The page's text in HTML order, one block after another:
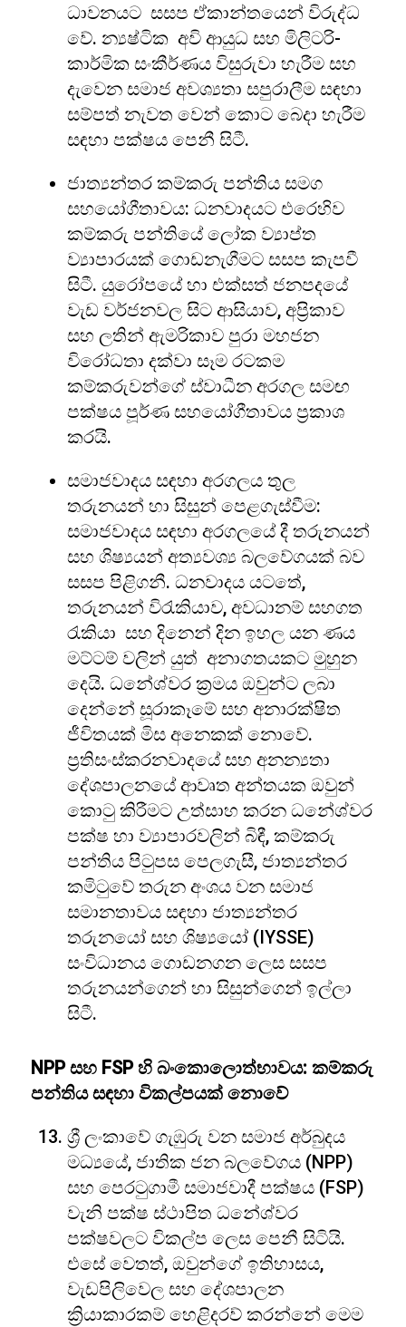
ධාවනයට සසප ඒකාන්තයෙන් විරුද්ධ
වේ. න්‍යෂ්ටික අවි ආයුධ සහ මිලිටරි-
කාර්මික සංකීර්ණය විසුරුවා හැරීම සහ
දැවෙන සමාජ අවශ්‍යතා සපුරාලීම සඳහා
සම්පත් නැවත වෙන් කොට බෙදා හැරීම
සඳහා පක්ෂය පෙනී සිටී.
ජාත්‍යන්තර කම්කරු පන්තිය සමග
සහයෝගීතාවය: ධනවාදයට එරෙහිව
කම්කරු පන්තියේ ලෝක ව්‍යාප්ත
ව්‍යාපාරයක් ගොඩනැගීමට සසප කැපවී
සිටී. යුරෝපයේ හා එක්සත් ජනපදයේ
වැඩ වර්ජනවල සිට ආසියාව, අප්‍රිකාව
සහ ලතින් ඇමරිකාව පුරා මහජන
විරෝධතා දක්වා සෑම රටකම
කම්කරුවන්ගේ ස්වාධීන අරගල සමඟ
පක්ෂය පූර්ණ සහයෝගීතාවය ප්‍රකාශ
කරයි.
සමාජවාදය සඳහා අරගලය තුල
තරුනයන් හා සිසුන් පෙළගැස්වීම:
සමාජවාදය සඳහා අරගලයේ දී තරුනයන්
සහ ශිෂ්‍යයන් අත්‍යවශ්‍ය බලවේගයක් බව
සසප පිළිගනී. ධනවාදය යටතේ,
තරුනයන් විරැකියාව, අවධානම් සහගත
රැකියා සහ දිනෙන් දින ඉහල යන ණය
මට්ටම් වලින් යුත් අනාගතයකට මුහුන
දෙයි. ධනේශ්වර ක්‍රමය ඔවුන්ට ලබා
දෙන්නේ සූරාකෑමේ සහ අනාරක්ෂිත
ජීවිතයක් මිස අනෙකක් නොවේ.
ප්‍රතිසංස්කරනවාදයේ සහ අනන්‍යතා
දේශපාලනයේ ආවෘත අන්තයක ඔවුන්
කොටු කිරීමට උත්සාහ කරන ධනේශ්වර
පක්ෂ හා ව්‍යාපාරවලින් බිඳී, කම්කරු
පන්තිය පිටුපස පෙලගැසී, ජාත්‍යන්තර
කමිටුවේ තරුන අංශය වන සමාජ
සමානතාවය සඳහා ජාත්‍යන්තර
තරුනයෝ සහ ශිෂ්‍යයෝ (IYSSE)
සංවිධානය ගොඩනගන ලෙස සසප
තරුනයන්ගෙන් හා සිසුන්ගෙන් ඉල්ලා
සිටී.
NPP සහ FSP හි බංකොලොත්භාවය: කම්කරු
පන්තිය සඳහා විකල්පයක් නොවේ
ශ්‍රී ලංකාවේ ගැඹුරු වන සමාජ අර්බුදය
මධ්‍යයේ, ජාතික ජන බලවේගය (NPP)
සහ පෙරටුගාමී සමාජවාදී පක්ෂය (FSP)
වැනි පක්ෂ ස්ථාපිත ධනේශ්වර
පක්ෂවලට විකල්ප ලෙස පෙනී සිටියි.
එසේ වෙතත්, ඔවුන්ගේ ඉතිහාසය,
වැඩපිලිවෙල සහ දේශපාලන
ක්‍රියාකාරකම් හෙළිදරව් කරන්නේ මෙම